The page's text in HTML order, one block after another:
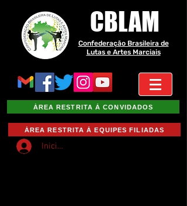
CBLAM
Confederação Brasileira de
Lutas e Artes Marciais
ÁREA RESTRITA À CONVIDADOS
ÁREA RESTRITA À EQUIPES FILIADAS
Iniciar sesión